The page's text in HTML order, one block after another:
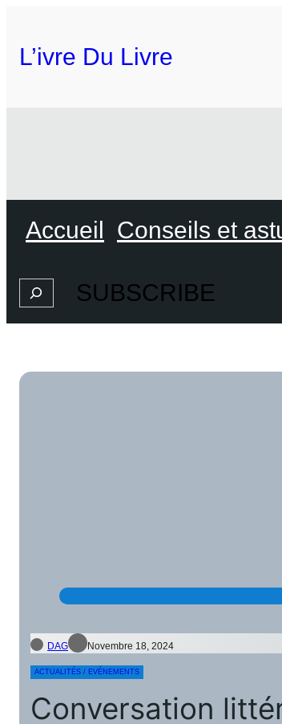
L’ivre Du Livre
Accueil Conseils et
SearchSUBSCRIBE
DAG Novembre 18, 2024
ACTUALITÉS / EVÉNEMENTS
Conversation